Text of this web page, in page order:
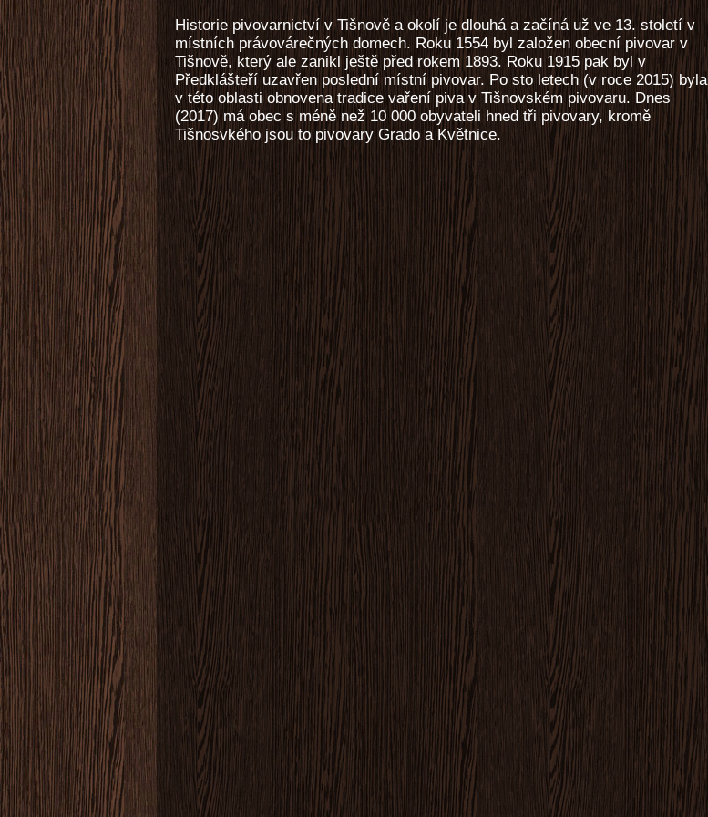
Historie pivovarnictví v Tišnově a okolí je dlouhá a začíná už ve 13. století v
místních právovárečných domech. Roku 1554 byl založen obecní pivovar v
Tišnově, který ale zanikl ještě před rokem 1893. Roku 1915 pak byl v
Předklášteří uzavřen poslední místní pivovar. Po sto letech (v roce 2015) byla
v této oblasti obnovena tradice vaření piva v Tišnovském pivovaru. Dnes
(2017) má obec s méně než 10 000 obyvateli hned tři pivovary, kromě
Tišnosvkého jsou to pivovary Grado a Květnice.